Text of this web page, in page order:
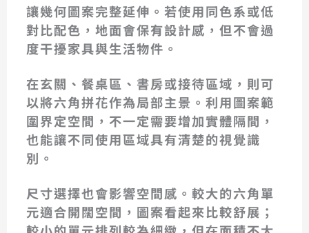
讓幾何圖案完整延伸。若使用同色系或低
對比配色，地面會保有設計感，但不會過
度干擾家具與生活物件。
在玄關、餐桌區、書房或接待區域，則可
以將六角拼花作為局部主景。利用圖案範
圍界定空間，不一定需要增加實體隔間，
也能讓不同使用區域具有清楚的視覺識
別。
尺寸選擇也會影響空間感。較大的六角單
元適合開闊空間，圖案看起來比較舒展；